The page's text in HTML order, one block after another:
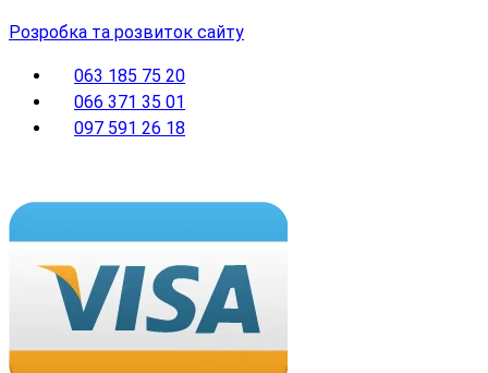
Розробка та розвиток сайту
063 185 75 20
066 371 35 01
097 591 26 18